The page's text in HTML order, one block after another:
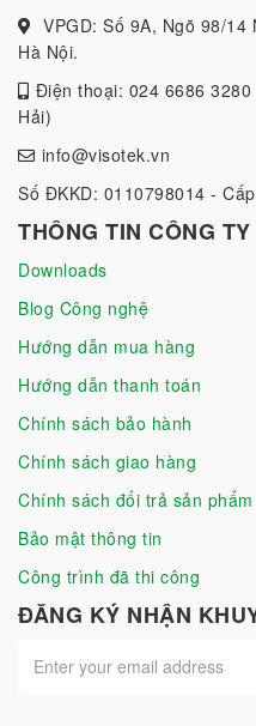
VPGD: Số 9A, Ngõ 98/14
Hà Nội.
Điện thoại: 024 6686
Hải)
info@visotek.vn
Số ĐKKD: 0110798014 -
THÔNG TIN CÔNG TY
Downloads
Blog Công nghệ
Hướng dẫn mua hàng
Hướng dẫn thanh toán
Chính sách bảo hành
Chính sách giao hàng
Chính sách đổi trả sản phẩm
Bảo mật thông tin
Công trình đã thi công
ĐĂNG KÝ NHẬN